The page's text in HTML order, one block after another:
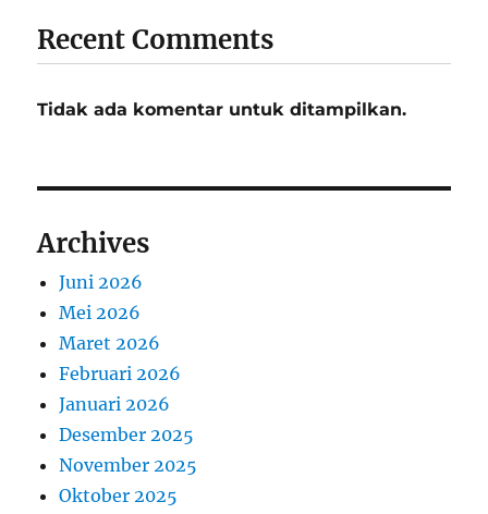
Recent Comments
Tidak ada komentar untuk ditampilkan.
Archives
Juni 2026
Mei 2026
Maret 2026
Februari 2026
Januari 2026
Desember 2025
November 2025
Oktober 2025